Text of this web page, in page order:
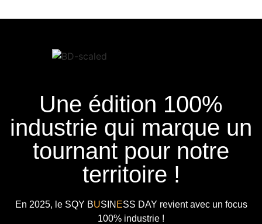
Une édition 100%
industrie qui marque un
tournant pour notre
territoire !
En 2025, le SQY BUSIN ESS DAY revient avec un focus
100% industrie !